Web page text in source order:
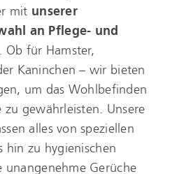
mit unserer
an Pflege- und
. Ob für Hamster,
Kaninchen – wir bieten
um das Wohlbefinden
zu gewährleisten. Unsere
alles von speziellen
hin zu hygienischen
unangenehme Gerüche